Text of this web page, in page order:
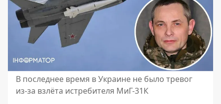
В последнее время в Украине не было тревог
из-за взлёта истребителя МиГ-31К